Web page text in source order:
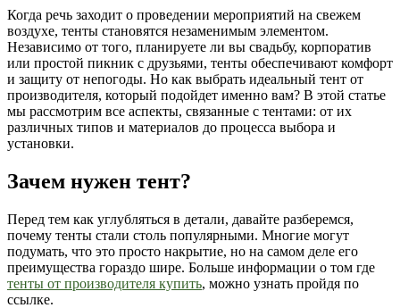
Когда речь заходит о проведении мероприятий на свежем
воздухе, тенты становятся незаменимым элементом.
Независимо от того, планируете ли вы свадьбу, корпоратив
или простой пикник с друзьями, тенты обеспечивают комфорт
и защиту от непогоды. Но как выбрать идеальный тент от
производителя, который подойдет именно вам? В этой статье
мы рассмотрим все аспекты, связанные с тентами: от их
различных типов и материалов до процесса выбора и
установки.
Зачем нужен тент?
Перед тем как углубляться в детали, давайте разберемся,
почему тенты стали столь популярными. Многие могут
подумать, что это просто накрытие, но на самом деле его
преимущества гораздо шире. Больше информации о том где
тенты от производителя купить, можно узнать пройдя по
ссылке.